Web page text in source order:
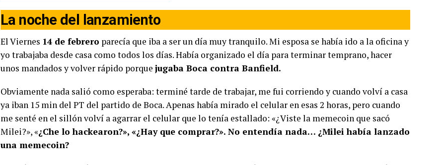
La noche del lanzamiento
El Viernes 14 de febrero parecía que iba a ser un día muy tranquilo. Mi esposa se había ido a la oficina y
yo trabajaba desde casa como todos los días. Había organizado el día para terminar temprano, hacer
unos mandados y volver rápido porque jugaba Boca contra Banfield.
Obviamente nada salió como esperaba: terminé tarde de trabajar, me fui corriendo y cuando volví a casa
ya iban 15 min del PT del partido de Boca. Apenas había mirado el celular en esas 2 horas, pero cuando
me senté en el sillón volví a agarrar el celular que lo tenía estallado: «¿Viste la memecoin que sacó
Milei?», «¿Che lo hackearon?», «¿Hay que comprar?». No entendía nada… ¿Milei había lanzado
una memecoin?